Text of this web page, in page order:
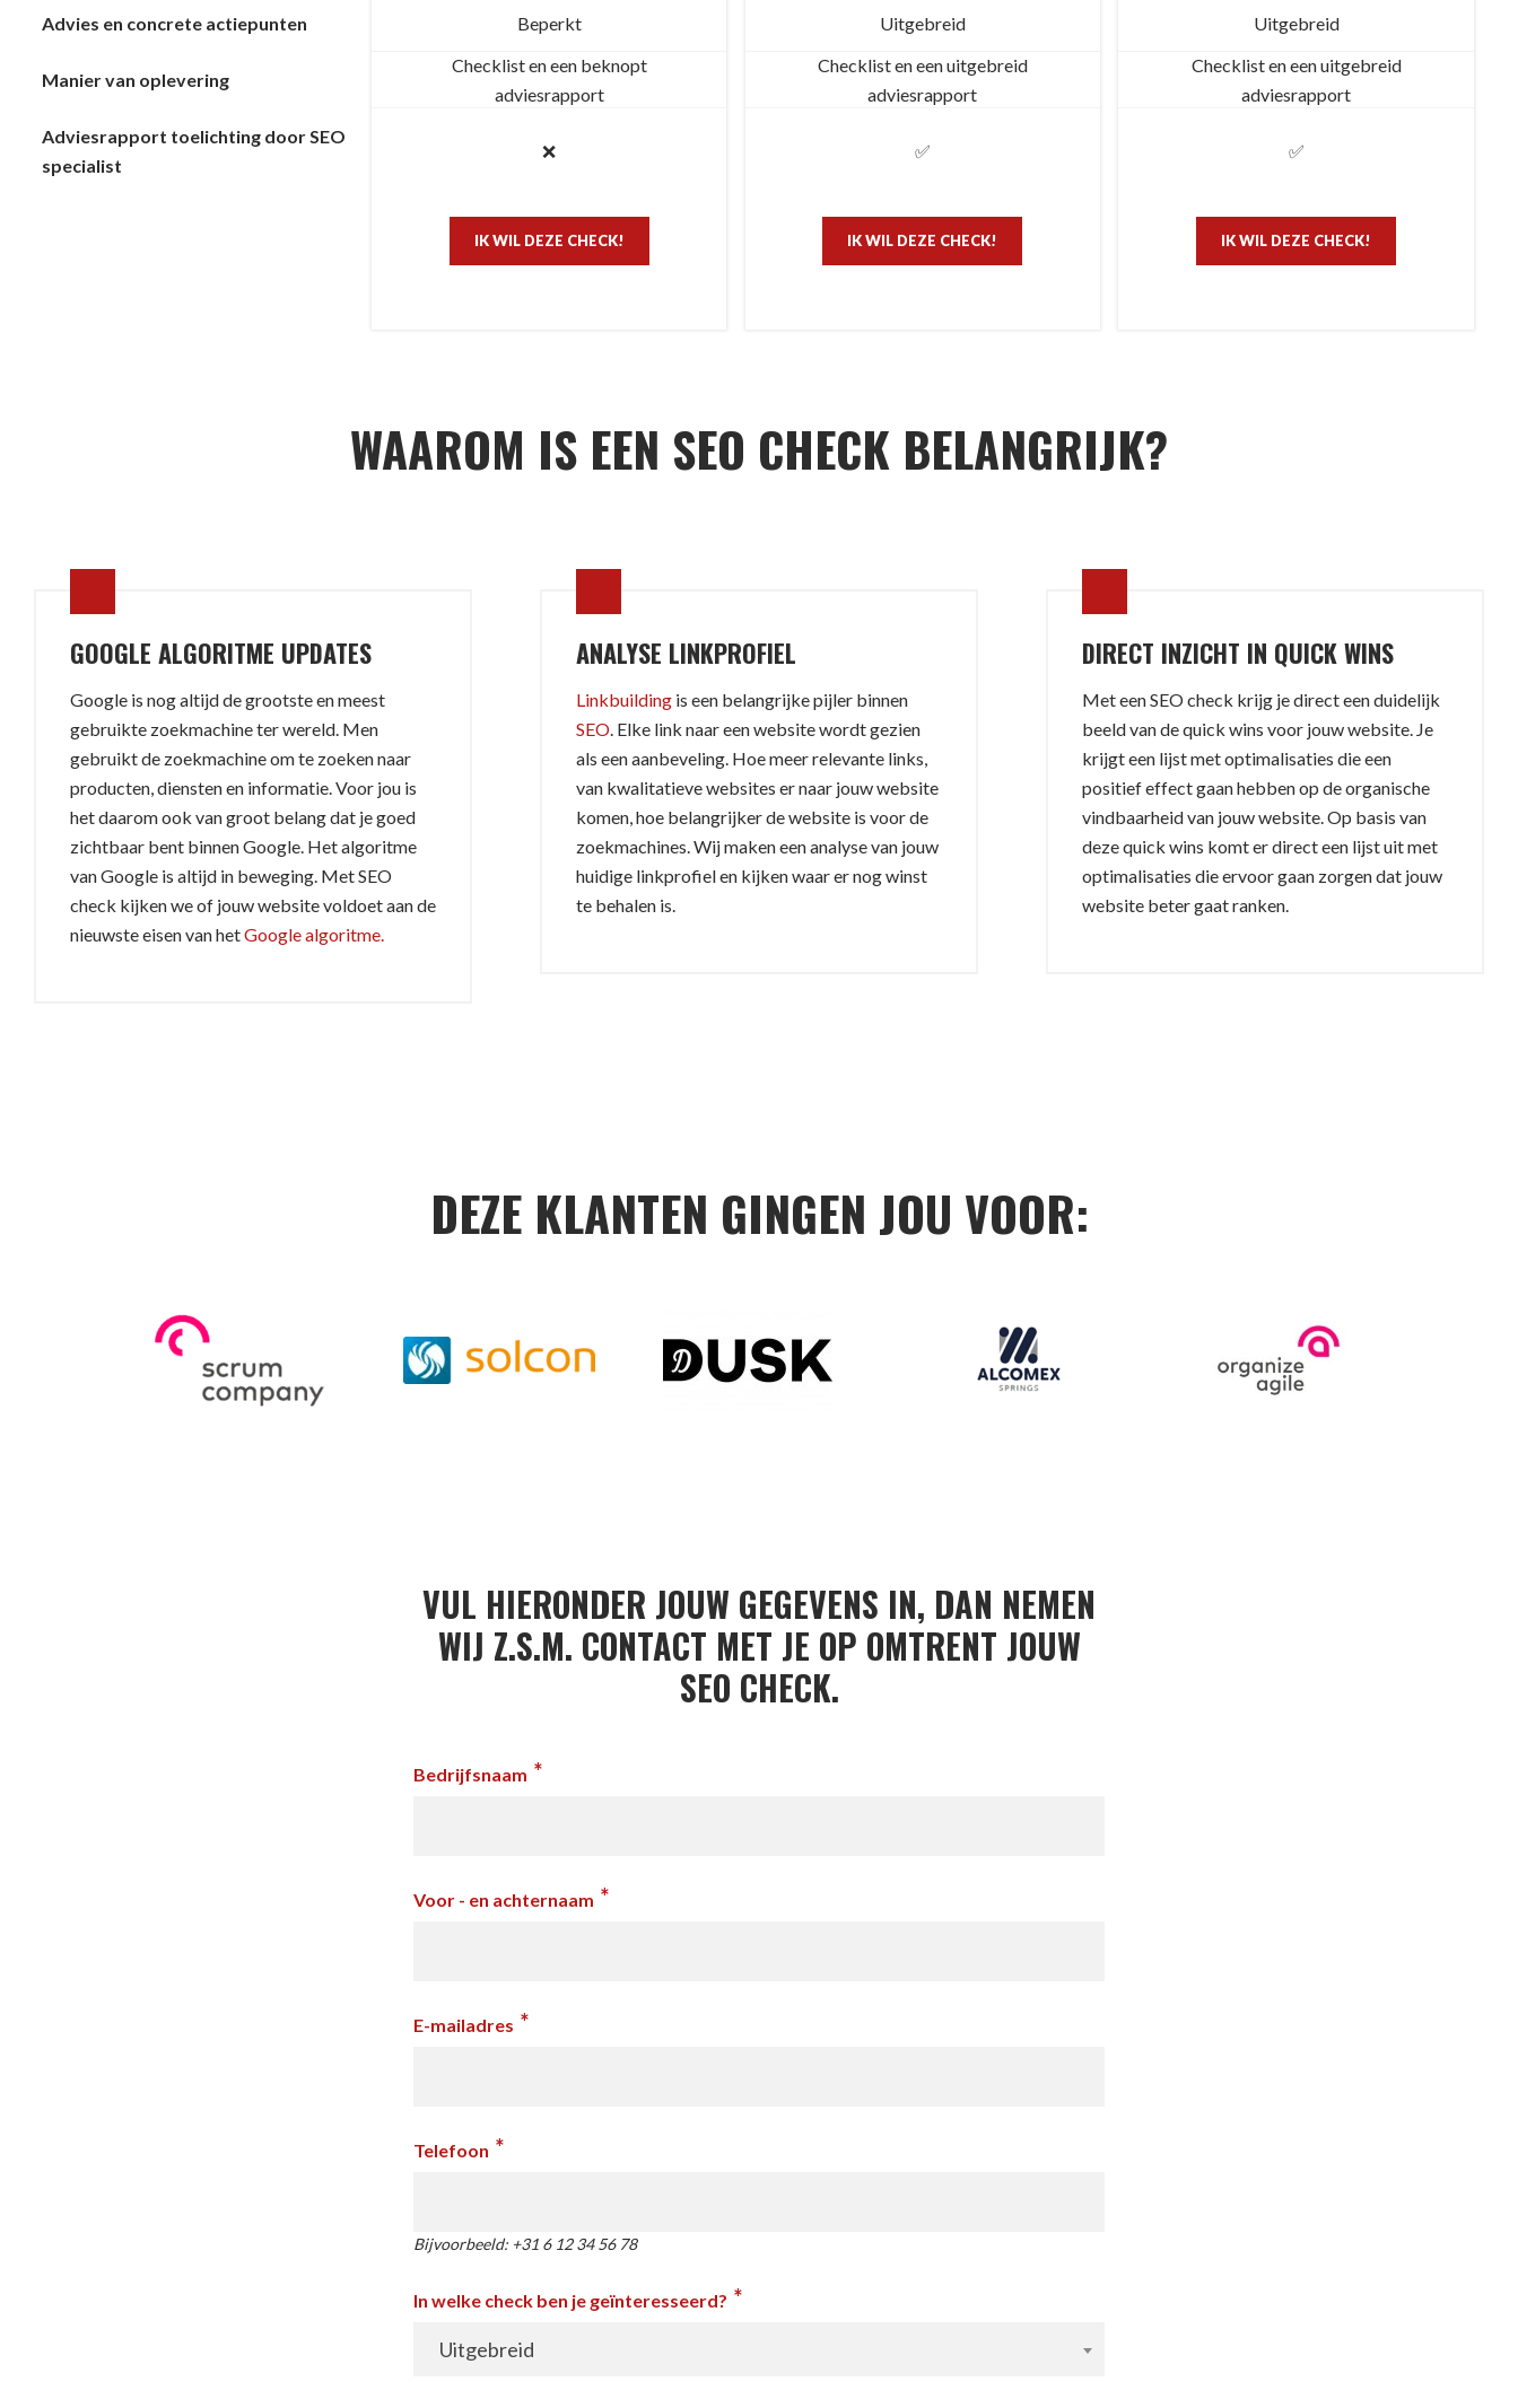
Advies en concrete actiepunten
Manier van oplevering
Adviesrapport toelichting door SEO
specialist
Beperkt
Checklist en een beknopt
adviesrapport
❌
IK WIL DEZE CHECK!
Uitgebreid
Checklist en een uitgebreid
adviesrapport
✅
IK WIL DEZE CHECK!
Uitgebreid
Checklist en een uitgebreid
adviesrapport
✅
IK WIL DEZE CHECK!
WAAROM IS EEN SEO CHECK BELANGRIJK?
GOOGLE ALGORITME UPDATES
Google is nog altijd de grootste en meest
gebruikte zoekmachine ter wereld. Men
gebruikt de zoekmachine om te zoeken naar
producten, diensten en informatie. Voor jou is
het daarom ook van groot belang dat je goed
zichtbaar bent binnen Google. Het algoritme
van Google is altijd in beweging. Met SEO
check kijken we of jouw website voldoet aan de
nieuwste eisen van hetGoogle algoritme.
ANALYSE LINKPROFIEL
Linkbuilding is een belangrijke pijler binnen
SEO . Elke link naar een website wordt gezien
als een aanbeveling. Hoe meer relevante links,
van kwalitatieve websites er naar jouw website
komen, hoe belangrijker de website is voor de
zoekmachines. Wij maken een analyse van jouw
huidige linkprofiel en kijken waar er nog winst
te behalen is.
DIRECT INZICHT IN QUICK WINS
Met een SEO check krijg je direct een duidelijk
beeld van de quick wins voor jouw website. Je
krijgt een lijst met optimalisaties die een
positief effect gaan hebben op de organische
vindbaarheid van jouw website. Op basis van
deze quick wins komt er direct een lijst uit met
optimalisaties die ervoor gaan zorgen dat jouw
website beter gaat ranken.
DEZE KLANTEN GINGEN JOU VOOR:
VUL HIERONDER JOUW GEGEVENS IN, DAN NEMEN
WIJ Z.S.M. CONTACT MET JE OP OMTRENT JOUW
SEO CHECK.
Bedrijfsnaam *
Voor - en achternaam *
E-mailadres *
Telefoon *
Bijvoorbeeld: +31 6 12 34 56 78
In welke check ben je geïnteresseerd? *
Uitgebreid